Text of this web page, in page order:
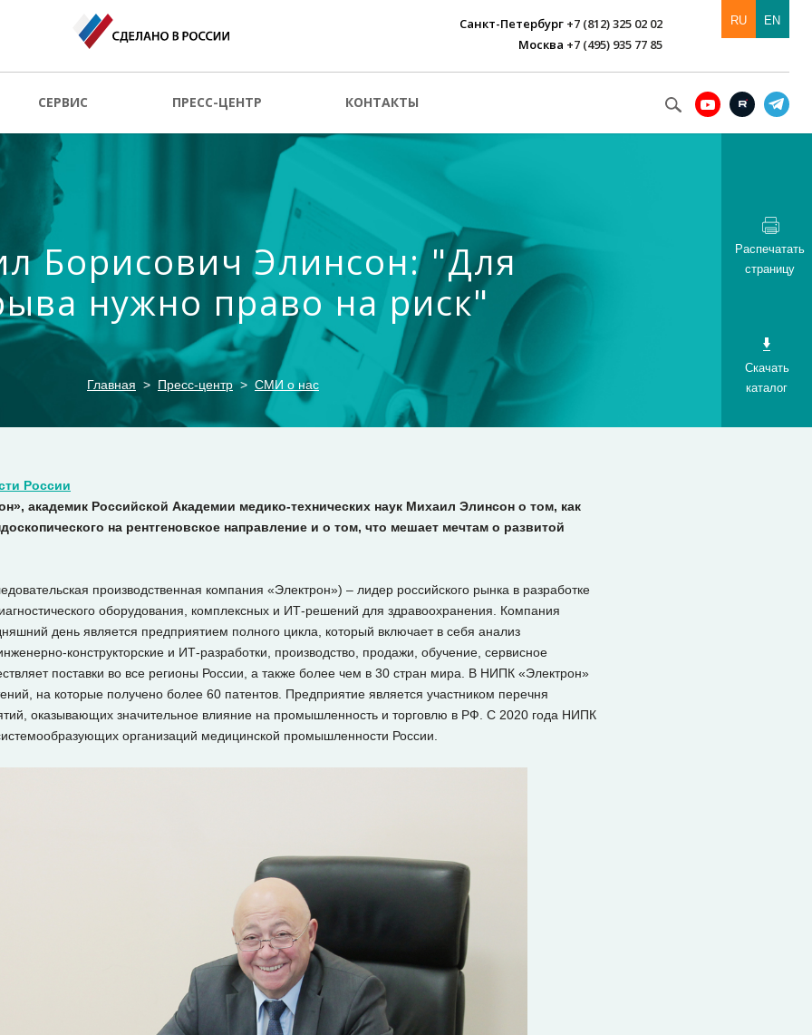
Санкт-Петербург +7 (812) 325 02 02
Москва +7 (495) 935 77 85
RU EN
СЕРВИС ПРЕСС-ЦЕНТР КОНТАКТЫ
Борисович Элинсон: "Для
нужно право на риск"
Главная Пресс-центр СМИ о нас
Распечатать
страницу
Скачать
каталог
России
академик Российской Академии медико-технических наук Михаил Элинсон о том, как
на рентгеновское направление и о том, что мешает мечтам о развитой
производственная компания «Электрон») – лидер российского рынка в разработке
оборудования, комплексных и ИТ-решений для здравоохранения. Компания
день является предприятием полного цикла, который включает в себя анализ
конструкторские и ИТ-разработки, производство, продажи, обучение, сервисное
поставки во все регионы России, а также более чем в 30 стран мира. В НИПК «Электрон»
на которые получено более 60 патентов. Предприятие является участником перечня
оказывающих значительное влияние на промышленность и торговлю в РФ. С 2020 года НИПК
организаций медицинской промышленности России.